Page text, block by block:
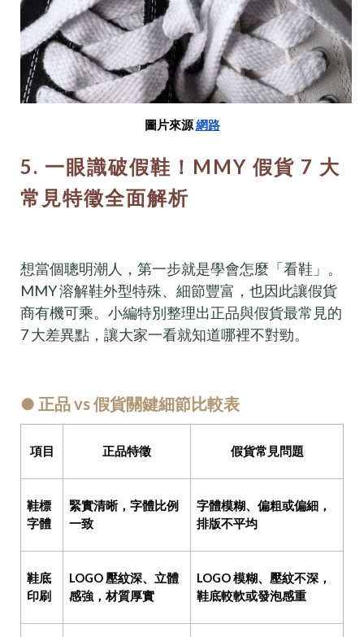
圖片來源網路
5. 一眼識破假鞋！MMY 假貨 7 大
常見特徵全面解析
想當個聰明潮人，第一步就是學會怎麼「看鞋」。
MMY 溶解鞋外型特殊、細節豐富，也因此讓假貨
商有機可乘。小編特別整理出正品與假貨最常見的
7 大差異點，讓大家一看就知道哪裡不對勁。
● 正品 vs 假貨關鍵細節比較表
項目 正品特徵 假貨常見問題
鞋標
字體
緊實清晰，字體比例
一致
字體模糊、偏粗或偏細，
排版不平均
鞋底
印刷
LOGO 壓紋深、立體
感強，材質厚實
LOGO 模糊、壓紋不深，
鞋底較軟或發泡感重